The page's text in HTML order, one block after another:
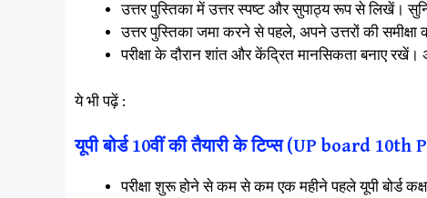
उत्तर पुस्तिका में उत्तर स्पष्ट और सुपाठ्य रूप से लिखें।
उत्तर पुस्तिका जमा करने से पहले, अपने उत्तरों की
परीक्षा के दौरान शांत और केंद्रित मानसिकता बनाए
ये भी पढ़ें :
यूपी बोर्ड 10वीं की तैयारी के टिप्स (UP board
परीक्षा शुरू होने से कम से कम एक महीने पहले यूपी बोर्ड